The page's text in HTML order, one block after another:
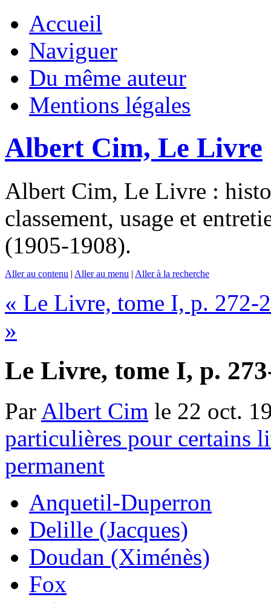
Accueil
Naviguer
Du même auteur
Mentions légales
Albert Cim, Le Livre
Albert Cim, Le Livre :
classement, usage et
(1905-1908).
Aller au contenu | Aller au menu | Aller à la recherche
« Le Livre, tome I, p. 272-
»
Le Livre, tome I, p.
Par Albert Cim le 22 oct.
particulières pour certains
permanent
Anquetil-Duperron
Delille (Jacques)
Doudan (Ximénès)
Fox